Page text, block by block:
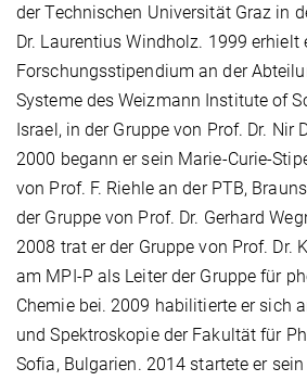
der Technischen Universität Graz in
Dr. Laurentius Windholz. 1999 erhielt
Forschungsstipendium an der
Systeme des Weizmann Institute of
Israel, in der Gruppe von Prof. Dr. Nir
2000 begann er sein Marie-Curie-
von Prof. F. Riehle an der PTB,
der Gruppe von Prof. Dr. Gerhard
2008 trat er der Gruppe von Prof. Dr.
am MPI-P als Leiter der Gruppe für
Chemie bei. 2009 habilitierte er sich
und Spektroskopie der Fakultät für
Sofia, Bulgarien. 2014 startete er sein